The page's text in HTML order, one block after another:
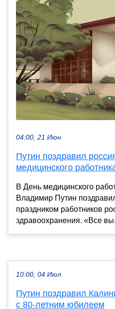
04:00, 21 Июн
Путин поздравил
медицинского
В День медицинского
Владимир Путин
праздником работников
здравоохранения. «Все
10:00, 04 Июл
Путин поздравил
с 80-летним юбилеем